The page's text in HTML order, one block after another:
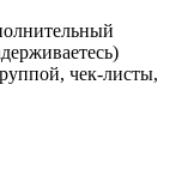
чек-листы,